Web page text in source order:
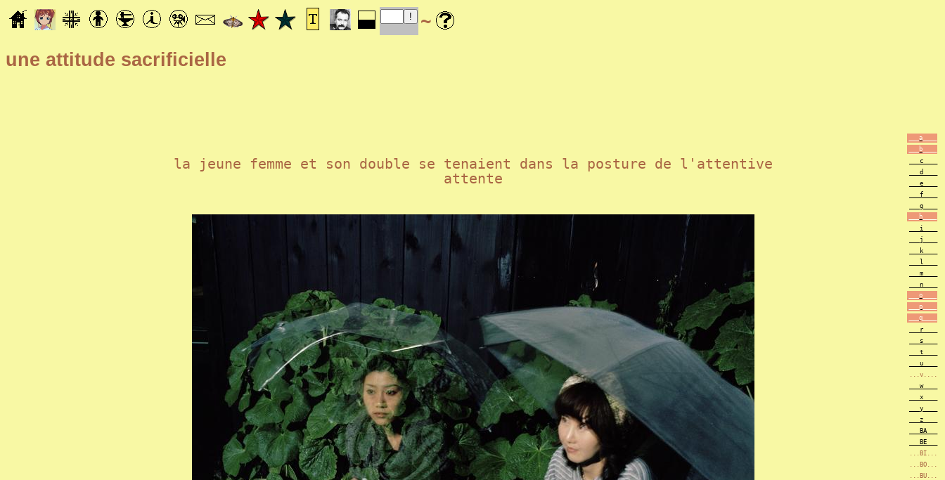
~
une attitude sacrificielle
la jeune femme et son double se tenaient dans la posture de l'attentive
attente
___a____
___b____
___c____
___d____
___e____
___f____
___g____
___h____
___i____
___j____
___k____
___m____
___n____
___o____
___p____
___q____
___r____
___s____
___t____
___u____
...v....
___w____
___x____
___y____
___z____
___BA___
___BE___
...BI...
...BO...
...BU...